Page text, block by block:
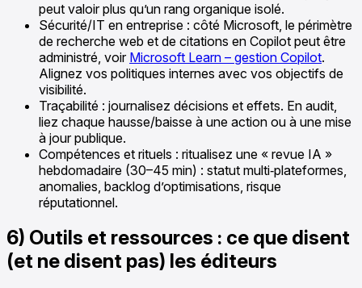
peut valoir plus qu’un rang organique isolé.
Sécurité/IT en entreprise : côté Microsoft, le périmètre
de recherche web et de citations en Copilot peut être
administré, voir Microsoft Learn – gestion Copilot.
Alignez vos politiques internes avec vos objectifs de
visibilité.
Traçabilité : journalisez décisions et effets. En audit,
liez chaque hausse/baisse à une action ou à une mise
à jour publique.
Compétences et rituels : ritualisez une « revue IA »
hebdomadaire (30–45 min) : statut multi‑plateformes,
anomalies, backlog d’optimisations, risque
réputationnel.
6) Outils et ressources : ce que disent
(et ne disent pas) les éditeurs